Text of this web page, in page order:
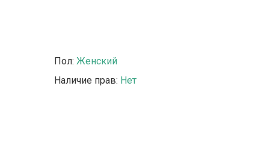
Пол: Женский
Наличие прав: Нет